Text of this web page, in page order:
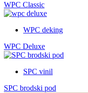
WPC Classic
WPC deking
WPC Deluxe
SPC vinil
SPC brodski pod